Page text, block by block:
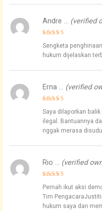
out of 5
Andre … (verified
Sengketa
hukum dijelaskan
out of 5
Erna … (verified
Saya dilaporkan
ilegal. Bantuannya
nggak merasa
out of 5
Rio … (verified
Pernah ikut aksi
Tim
hukum saya dan